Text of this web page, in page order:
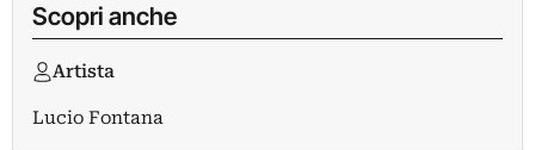
Scopri anche
Artista
Lucio Fontana